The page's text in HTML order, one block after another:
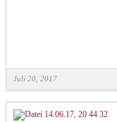
Juli 20, 2017